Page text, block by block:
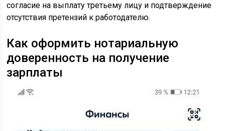
согласие на выплату третьему лицу и подтверждение
отсутствия претензий к работодателю.
Как оформить нотариальную
доверенность на получение
зарплаты